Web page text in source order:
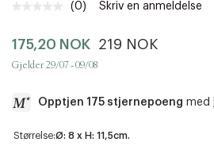
Ingen
Samme
sidelenke.
(0) Skriv en anmeldelse
175,20 NOK 219 NOK
Gjelder 29/07 - 09/08
Opptjen 175 stjernepoeng med
a
Størrelse:Ø: 8 x H: 11,5cm.